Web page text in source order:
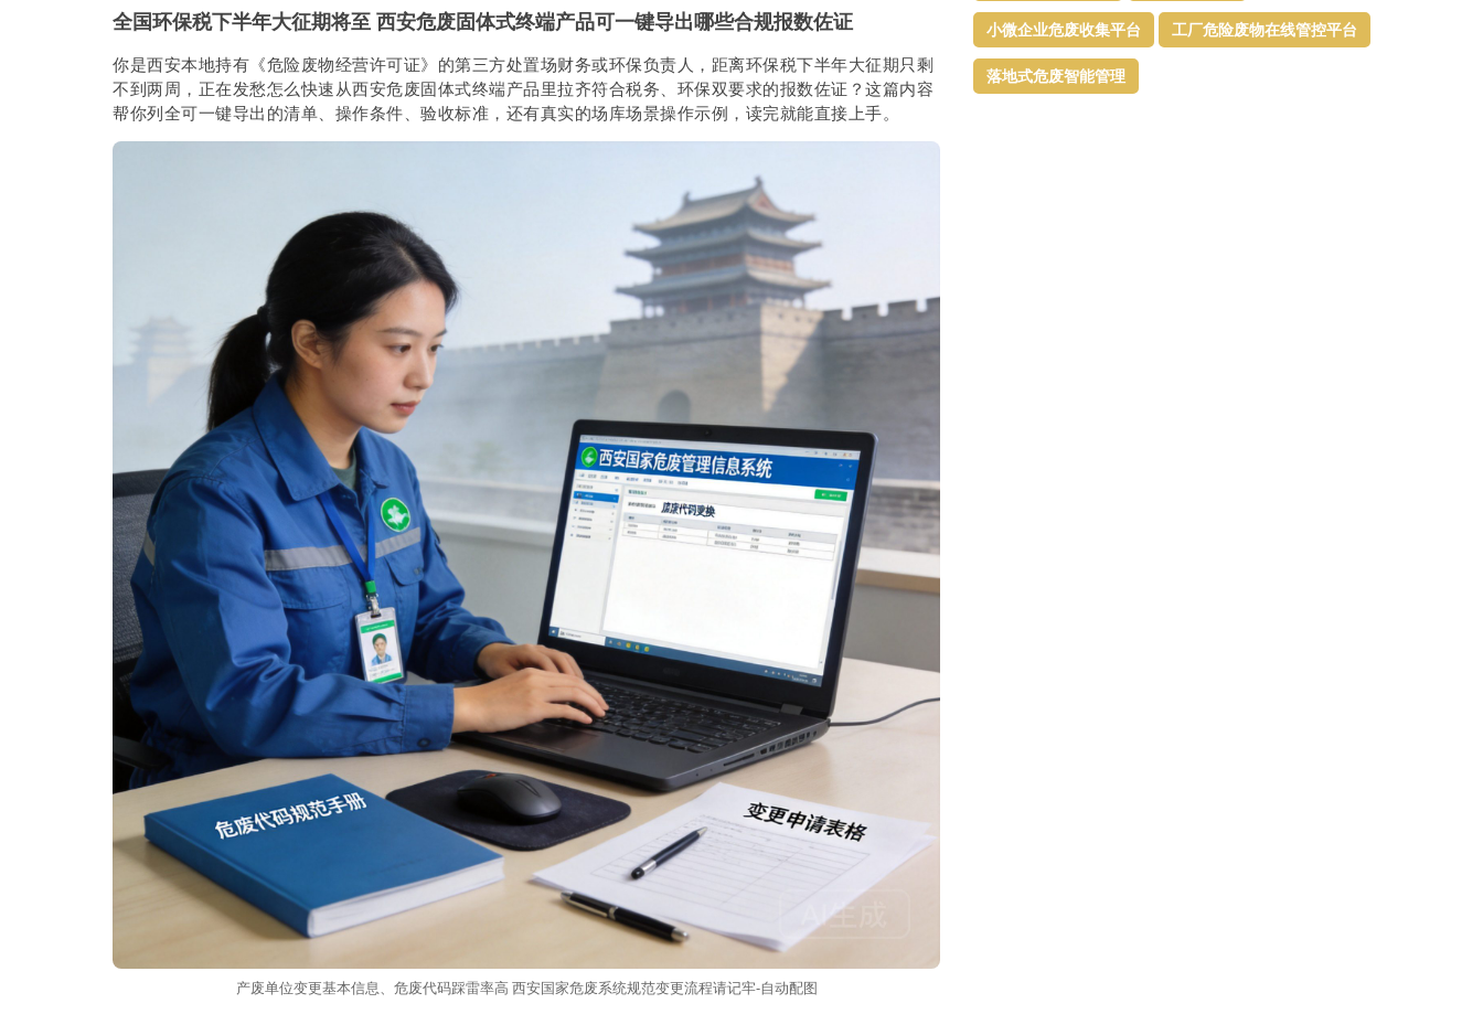
全国环保税下半年大征期将至 西安危废固体式终端产品可一键导出哪些合规报数佐证
你是西安本地持有《危险废物经营许可证》的第三方处置场财务或环保负责人，距离环保税下半年大征期只剩
不到两周，正在发愁怎么快速从西安危废固体式终端产品里拉齐符合税务、环保双要求的报数佐证？这篇内容
帮你列全可一键导出的清单、操作条件、验收标准，还有真实的场库场景操作示例，读完就能直接上手。
产废单位变更基本信息、危废代码踩雷率高 西安国家危废系统规范变更流程请记牢-自动配图
小微企业危废收集平台 工厂危险废物在线管控平台
落地式危废智能管理